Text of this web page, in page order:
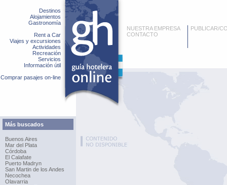
Destinos
Alojamientos
Gastronomía
Rent a Car
Viajes y excursiones
Actividades
Recreación
Servicios
Información útil
Comprar pasajes on-line
Más buscados
Buenos Aires
Mar del Plata
Córdoba
El Calafate
Puerto Madryn
San Martin de los Andes
Necochea
Olavarria
NUESTRA EMPRESA
CONTACTO
PUBLICAR/